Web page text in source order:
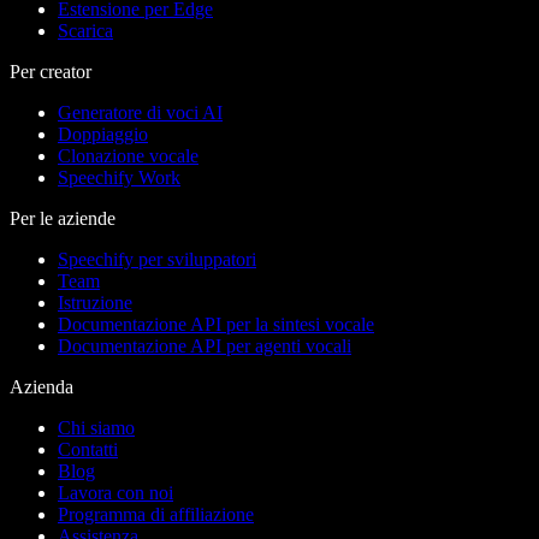
Estensione per Edge
Scarica
Per creator
Generatore di voci AI
Doppiaggio
Clonazione vocale
Speechify Work
Per le aziende
Speechify per sviluppatori
Team
Istruzione
Documentazione API per la sintesi vocale
Documentazione API per agenti vocali
Azienda
Chi siamo
Contatti
Blog
Lavora con noi
Programma di affiliazione